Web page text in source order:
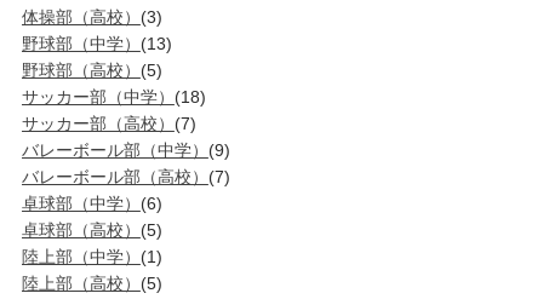
体操部（高校） (3)
野球部（中学） (13)
野球部（高校） (5)
サッカー部（中学） (18)
サッカー部（高校） (7)
バレーボール部（中学） (9)
バレーボール部（高校） (7)
卓球部（中学） (6)
卓球部（高校） (5)
陸上部（中学） (1)
陸上部（高校） (5)